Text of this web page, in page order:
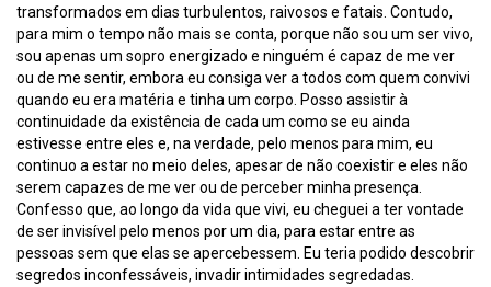
transformados em dias turbulentos, raivosos e fatais. Contudo,
para mim o tempo não mais se conta, porque não sou um ser vivo,
sou apenas um sopro energizado e ninguém é capaz de me ver
ou de me sentir, embora eu consiga ver a todos com quem convivi
quando eu era matéria e tinha um corpo. Posso assistir à
continuidade da existência de cada um como se eu ainda
estivesse entre eles e, na verdade, pelo menos para mim, eu
continuo a estar no meio deles, apesar de não coexistir e eles não
serem capazes de me ver ou de perceber minha presença.
Confesso que, ao longo da vida que vivi, eu cheguei a ter vontade
de ser invisível pelo menos por um dia, para estar entre as
pessoas sem que elas se apercebessem. Eu teria podido descobrir
segredos inconfessáveis, invadir intimidades segredadas.